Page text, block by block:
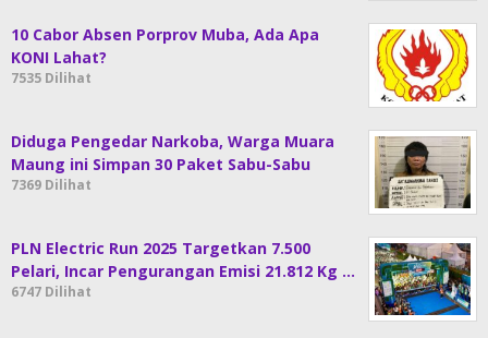
10 Cabor Absen Porprov Muba, Ada Apa
KONI Lahat?
7535 Dilihat
Diduga Pengedar Narkoba, Warga Muara
Maung ini Simpan 30 Paket Sabu-Sabu
7369 Dilihat
PLN Electric Run 2025 Targetkan 7.500
Pelari, Incar Pengurangan Emisi 21.812 Kg …
6747 Dilihat